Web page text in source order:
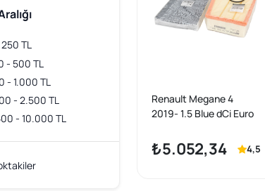
(PSA)
TL
- 500 TL
- 1.000 TL
- 2.500 TL
- 10.000 TL
Renault Megane 4
2019- 1.5 Blue dCi Euro
Seti Mais Marka
₺5.052,34 4,5